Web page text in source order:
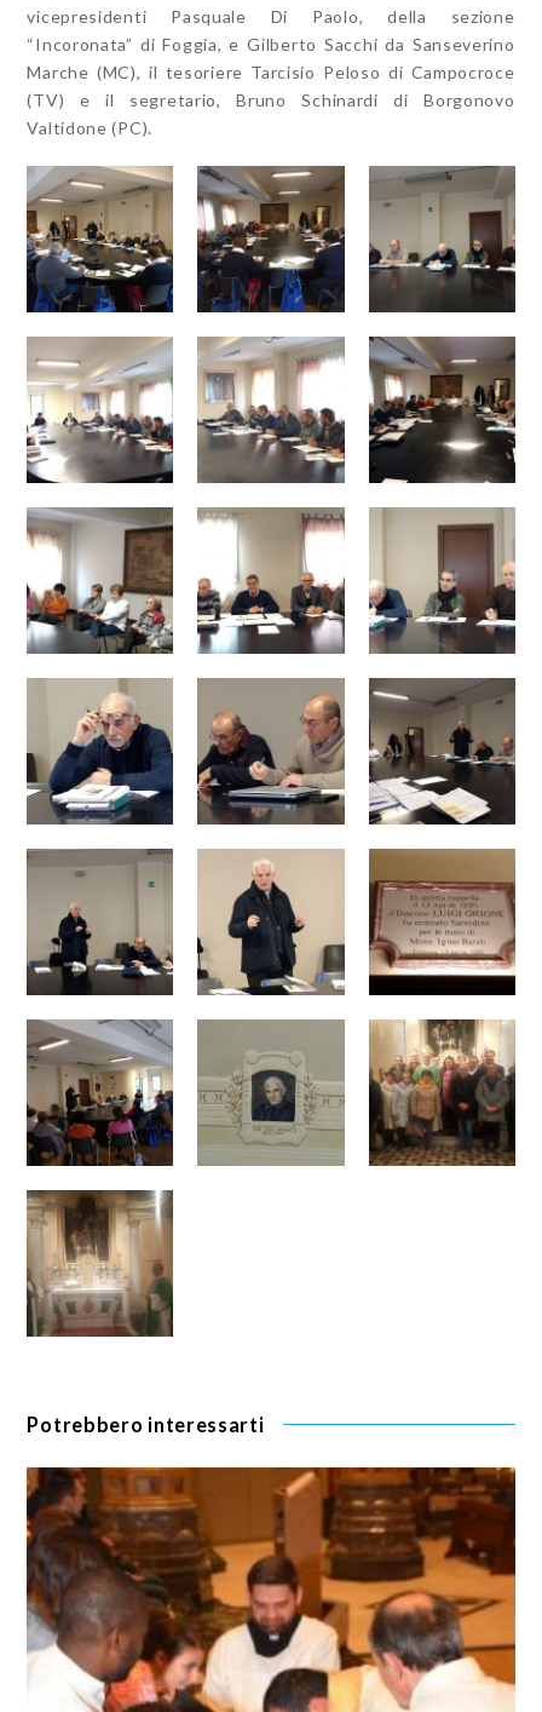
vicepresidenti Pasquale Di Paolo, della sezione
“Incoronata” di Foggia, e Gilberto Sacchi da Sanseverino
Marche (MC), il tesoriere Tarcisio Peloso di Campocroce
(TV) e il segretario, Bruno Schinardi di Borgonovo
Valtidone (PC).
Potrebbero interessarti